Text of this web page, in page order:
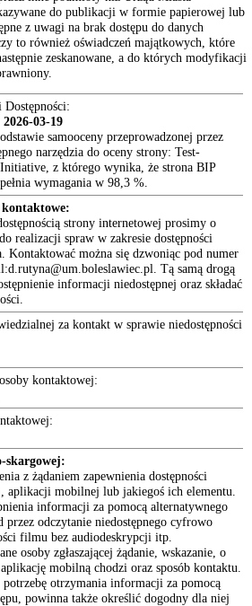
do publikacji w formie papierowej lub
z uwagi na brak dostępu do danych
to również oświadczeń majątkowych, które
zeskanowane, a do których modyfikacji
Dostępności:
2026-03-19
samooceny przeprowadzonej przez
narzędzia do oceny strony: Test-
z którego wynika, że strona BIP
wymagania w 98,3 %.
strony internetowej prosimy o
realizacji spraw w zakresie dostępności
Kontaktować można się dzwoniąc pod numer
Tą samą drogą
informacji niedostępnej oraz składać
za kontakt w sprawie niedostępności
kontaktowej:
skargowej:
z żądaniem zapewnienia dostępności
aplikacji mobilnej lub jakiegoś ich elementu.
informacji za pomocą alternatywnego
przez odczytanie niedostępnego cyfrowo
filmu bez audiodeskrypcji itp.
osoby zgłaszającej żądanie, wskazanie, o
mobilną chodzi oraz sposób kontaktu.
potrzebę otrzymania informacji za pomocą
powinna także określić dogodny dla niej